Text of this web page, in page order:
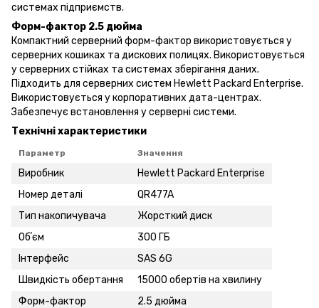
системах підприємств.
Форм-фактор 2.5 дюйма
Компактний серверний форм-фактор використовується у
серверних кошиках та дискових полицях. Використовується
у серверних стійках та системах зберігання даних.
Підходить для серверних систем Hewlett Packard Enterprise.
Використовується у корпоративних дата-центрах.
Забезпечує встановлення у серверні системи.
Технічні характеристики
Параметр Значення
Виробник
Hewlett Packard Enterprise
Номер деталі
QR477A
Тип накопичувача
Жорсткий диск
Обʼєм
300 ГБ
Інтерфейс
SAS 6G
Швидкість обертання
15000 обертів на хвилину
Форм-фактор
2.5 дюйма